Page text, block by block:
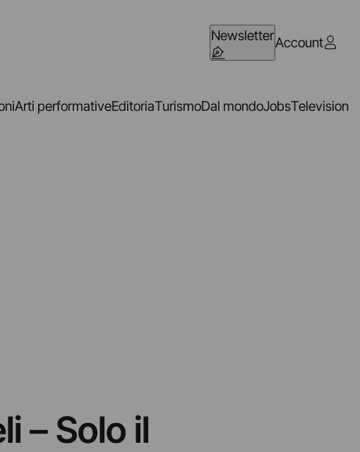
NewsletterAccount
Arti performativeEditoriaTurismoDal mondoJobsTelevision
– Solo il